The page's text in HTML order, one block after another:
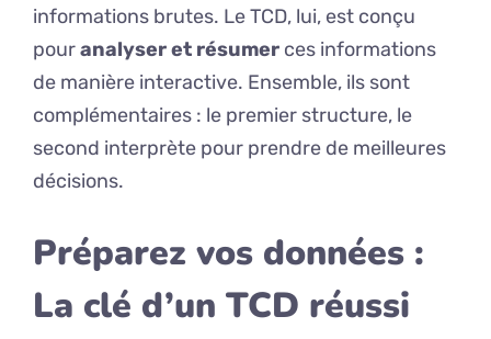
informations brutes. Le TCD, lui, est conçu
pouranalyser et résumer ces informations
de manière interactive. Ensemble, ils sont
complémentaires : le premier structure, le
second interprète pour prendre de meilleures
décisions.
Préparez vos données :
La clé d’un TCD réussi